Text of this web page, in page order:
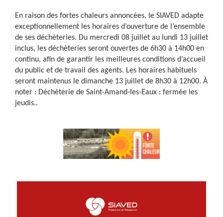
En raison des fortes chaleurs annoncées, le SIAVED adapte
exceptionnellement les horaires d’ouverture de l’ensemble
de ses déchèteries. Du mercredi 08 juillet au lundi 13 juillet
inclus, les déchèteries seront ouvertes de 6h30 à 14h00 en
continu, afin de garantir les meilleures conditions d’accueil
du public et de travail des agents. Les horaires habituels
seront maintenus le dimanche 13 juillet de 8h30 à 12h00. À
noter : Déchèterie de Saint-Amand-les-Eaux : fermée les
jeudis..